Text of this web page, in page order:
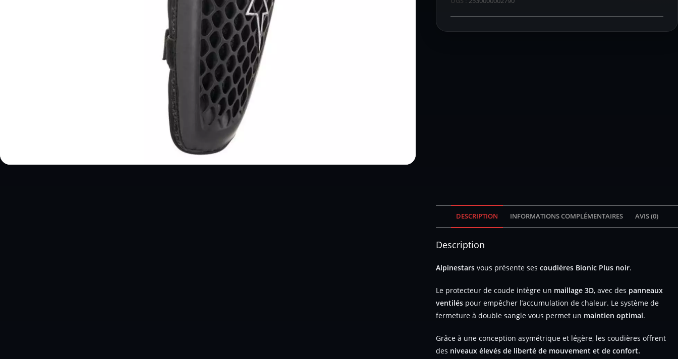
DESCRIPTION INFORMATIONS COMPLÉMENTAIRES AVIS (0)
Description
Alpinestars vous présente ses coudières Bionic Plus noir.
Le protecteur de coude intègre un maillage 3D, avec des panneaux
ventilés pour empêcher l’accumulation de chaleur. Le système de
fermeture à double sangle vous permet un maintien optimal.
Grâce à une conception asymétrique et légère, les coudières offrent
des niveaux élevés de liberté de mouvement et de confort.